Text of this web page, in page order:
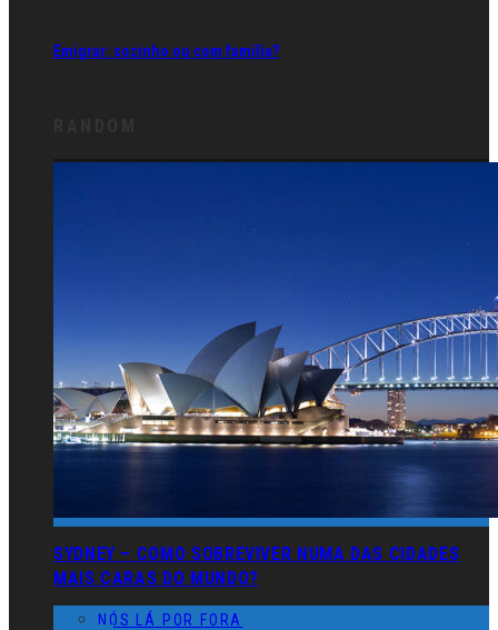
Emigrar: sozinho ou com família?
SYDNEY – COMO SOBREVIVER NUMA DAS CIDADES
MAIS CARAS DO MUNDO?
NÓS LÁ POR FORA